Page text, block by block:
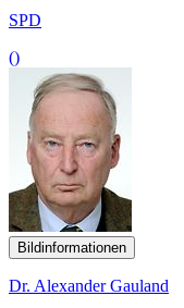
SPD
()
Bildinformationen
Dr. Alexander Gauland